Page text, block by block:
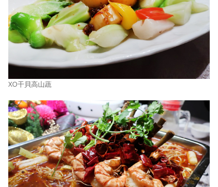
XO干貝高山蔬